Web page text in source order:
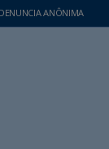
DENUNCIA ANÔNIMA